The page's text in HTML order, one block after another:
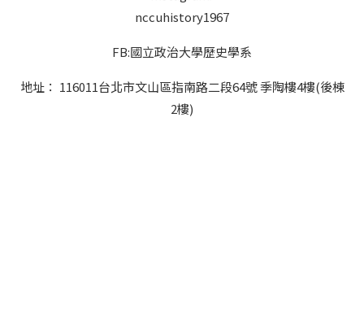
nccuhistory1967
FB:國立政治大學歷史學系
地址： 116011台北市文山區指南路二段64號 季陶樓4樓(後棟
2樓)